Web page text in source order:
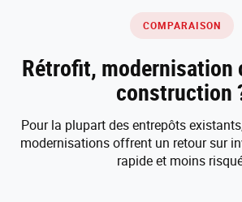
COMPARAISON
Rétrofit, modernisation
construction
Pour la plupart des entrepôts
modernisations offrent un retour sur
rapide et moins